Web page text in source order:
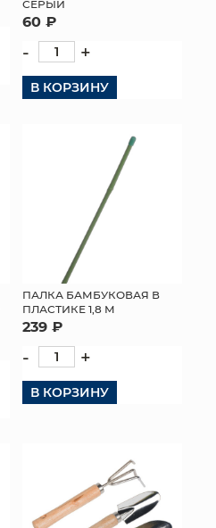
СЕРЫЙ
60 ₽
- +
В КОРЗИНУ
ПАЛКА БАМБУКОВАЯ В
ПЛАСТИКЕ 1,8 М
239 ₽
- +
В КОРЗИНУ